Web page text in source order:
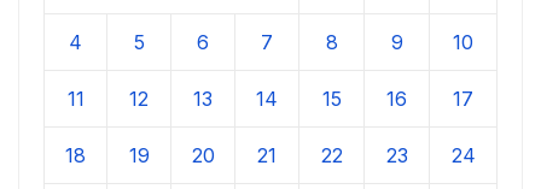
4 5 6 7 8 9 10
11 12 13 14 15 16 17
18 19 20 21 22 23 24